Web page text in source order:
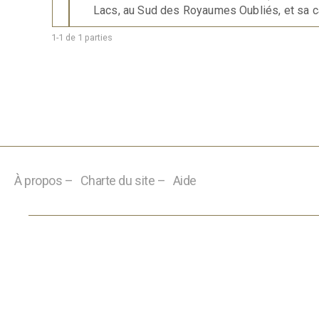
Lacs, au Sud des Royaumes Oubliés, et sa
1-1 de 1 parties
À propos – Charte du site – Aide